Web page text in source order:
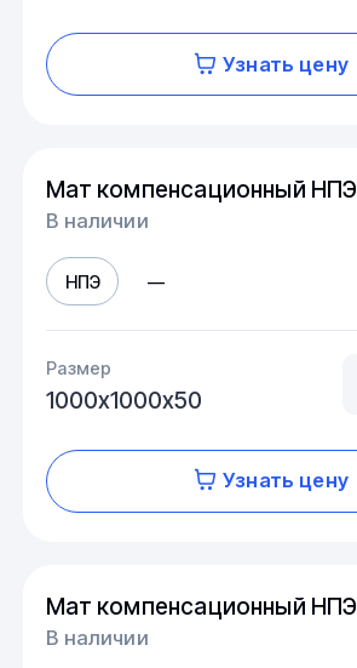
Узнать цену
Мат компенсационный НПЭ
В наличии
НПЭ —
Размер
1000х1000х50
Узнать цену
Мат компенсационный НПЭ
В наличии